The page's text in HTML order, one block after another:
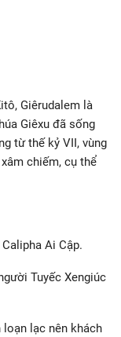
Giêrudalem là
Giêxu đã sống
từ thế kỷ VII, vùng
chiếm, cụ thể
Ai Cập.
Tuyếc Xengiúc
lạc nên khách